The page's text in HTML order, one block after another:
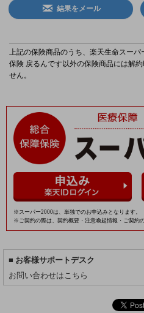
結果をメール
上記の保険商品のうち、楽天生命スー
保険 戻るんです以外の保険商品には解
せん。
※スーパー2000は、単独でのお申込みとなります。
※ご契約の際は、契約概要・注意喚起情報・ご契約
お客様サポートデスク
お問い合わせはこちら